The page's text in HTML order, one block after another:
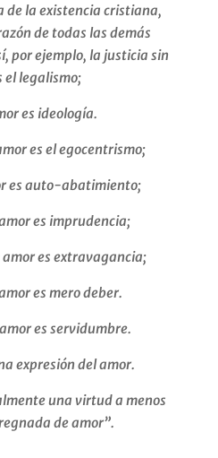
de la existencia cristiana,
de todas las demás
por ejemplo, la justicia sin
el legalismo;
es ideología.
es el egocentrismo;
es auto-abatimiento;
es imprudencia;
es extravagancia;
es mero deber.
es servidumbre.
expresión del amor.
una virtud a menos
de amor”.